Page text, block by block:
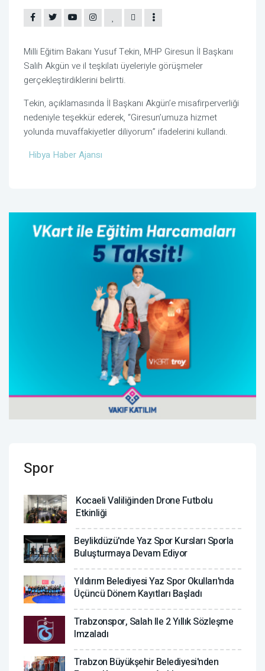
Milli Eğitim Bakanı Yusuf Tekin, MHP Giresun İl Başkanı
Salih Akgün ve il teşkilatı üyeleriyle görüşmeler
gerçekleştirdiklerini belirtti.
Tekin, açıklamasında İl Başkanı Akgün’e misafirperverliği
nedeniyle teşekkür ederek, “Giresun’umuza hizmet
yolunda muvaffakiyetler diliyorum” ifadelerini kullandı.
Hibya Haber Ajansı
Spor
Kocaeli Valiliğinden Drone Futbolu
Etkinliği
Beylikdüzü'nde Yaz Spor Kursları Sporla
Buluşturmaya Devam Ediyor
Yıldırım Belediyesi Yaz Spor Okulları'nda
Üçüncü Dönem Kayıtları Başladı
Trabzonspor, Salah Ile 2 Yıllık Sözleşme
Imzaladı
Trabzon Büyükşehir Belediyesi'nden